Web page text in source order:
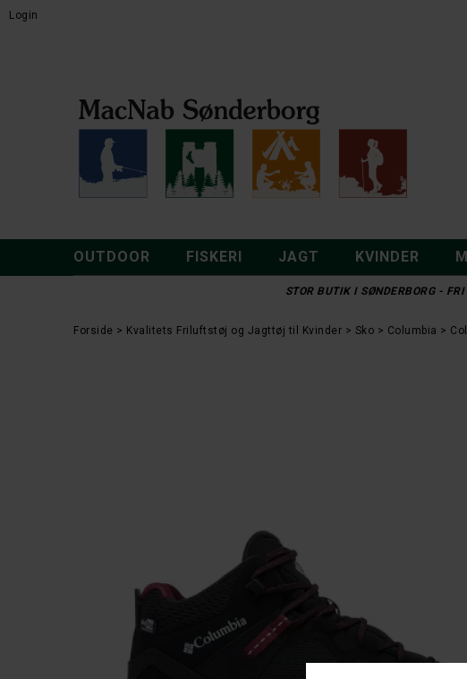
Login
OUTDOOR FISKERI JAGT KVINDER
STOR BUTIK I SØNDERBORG -
Forside Kvalitets Friluftstøj og Jagttøj til Kvinder Sko Columbia